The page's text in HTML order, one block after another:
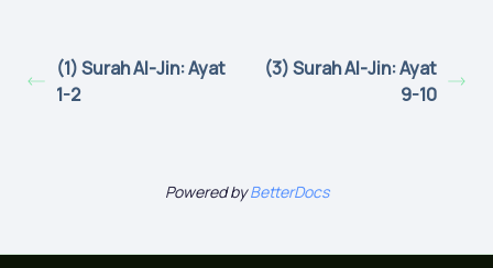
(1) Surah Al-Jin: Ayat
1-2
(3) Surah Al-Jin: Ayat
9-10
Powered byBetterDocs